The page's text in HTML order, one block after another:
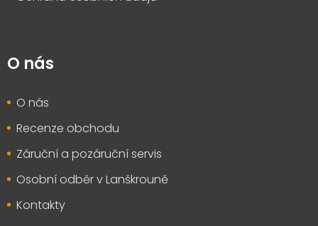
O nás
O nás
Recenze obchodu
Záruční a pozáruční servis
Osobní odběr v Lanškrouně
Kontakty